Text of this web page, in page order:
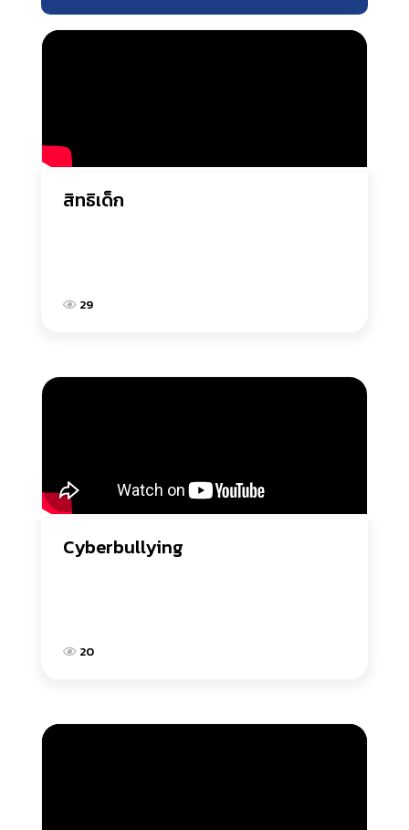
สิทธิเด็ก
29
Cyberbullying
20